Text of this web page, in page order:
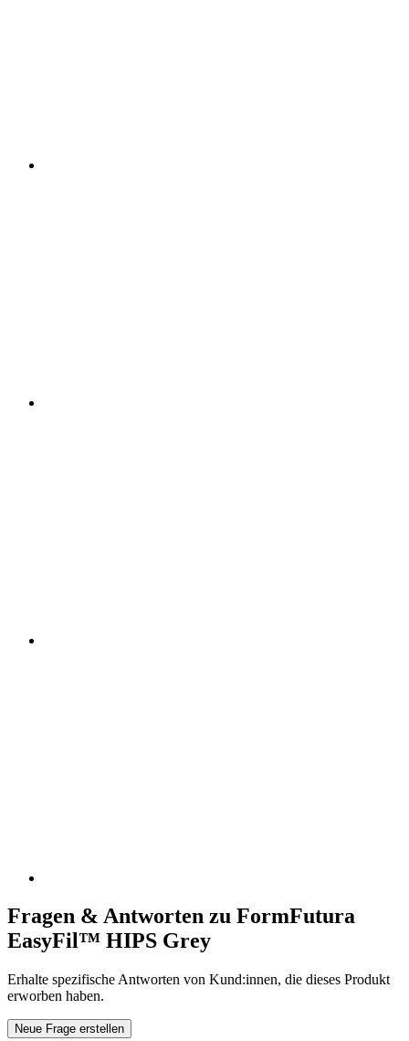
Fragen & Antworten zu FormFutura
EasyFil™ HIPS Grey
Erhalte spezifische Antworten von Kund:innen, die dieses Produkt
erworben haben.
Neue Frage erstellen